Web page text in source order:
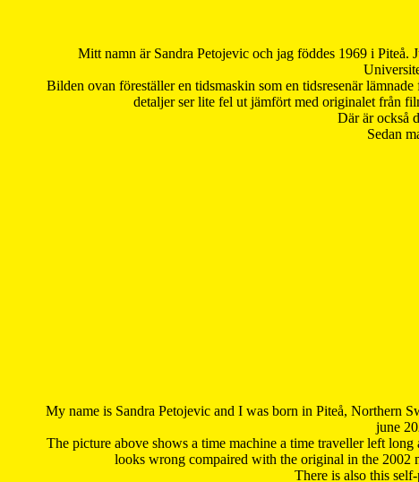
Mitt namn är Sandra Petojevic och jag föddes 1969 i
Bilden ovan föreställer en tidsmaskin som en tidsresenär
detaljer ser lite fel ut jämfört med originalet från
Där är också
Sedan
My name is Sandra Petojevic and I was born in Piteå, Northern
june
The picture above shows a time machine a time traveller left
looks wrong compaired with the original in the 2002
There is also this